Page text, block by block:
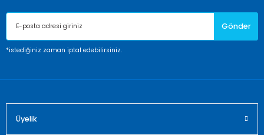
Ürün açıklamasında eksik bilgiler bulunuyor.
Ürün bilgilerinde hatalar bulunuyor.
Gönder
*istediğiniz zaman iptal edebilirsiniz.
Üyelik